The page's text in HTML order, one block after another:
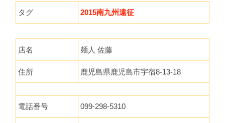
タグ 2015南九州遠征
店名 麺人 佐藤
住所 鹿児島県鹿児島市宇宿8-13-18
電話番号 099-298-5310